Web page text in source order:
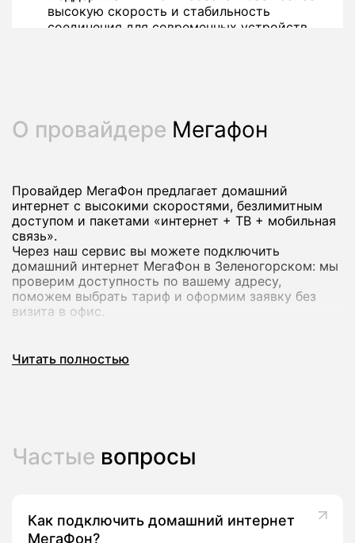
высокую скорость и стабильность
соединения для современных устройств.
О провайдере Мегафон
Провайдер МегаФон предлагает домашний
интернет с высокими скоростями, безлимитным
доступом и пакетами «интернет + ТВ + мобильная
связь».
Через наш сервис вы можете подключить
домашний интернет МегаФон в Зеленогорском: мы
проверим доступность по вашему адресу,
поможем выбрать тариф и оформим заявку без
визита в офис.
Почему стоит подключить домашний
высоком качестве на нескольких устройствах
комплексные предложения с ТВ‑каналами и
пакетами мобильной связи.
Читать полностью
Частые вопросы
Как подключить домашний интернет
МегаФон?